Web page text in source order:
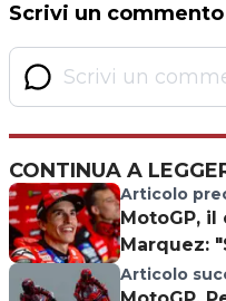
Scrivi un commento
CONTINUA A
Articolo
MotoGP,
Marquez:
Articolo